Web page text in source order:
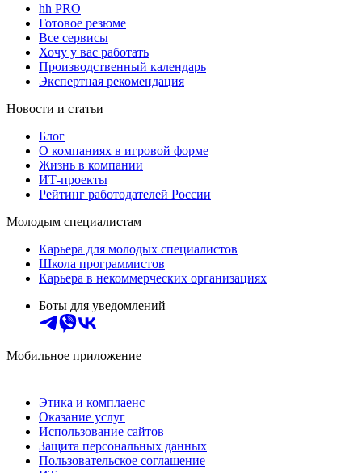
hh PRO
Готовое резюме
Все сервисы
Хочу у вас работать
Производственный календарь
Экспертная рекомендация
Новости и статьи
Блог
О компаниях в игровой форме
Жизнь в компании
ИТ-проекты
Рейтинг работодателей России
Молодым специалистам
Карьера для молодых специалистов
Школа программистов
Карьера в некоммерческих организациях
Боты для уведомлений
Мобильное приложение
Этика и комплаенс
Оказание услуг
Использование сайтов
Защита персональных данных
Пользовательское соглашение